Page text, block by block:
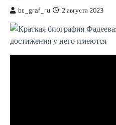
bc_graf_ru 2 августа 2023